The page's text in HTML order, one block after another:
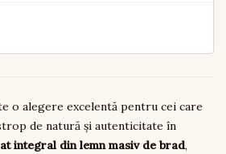
o alegere excelentă pentru cei care
de natură și autenticitate în
integral din lemn masiv de brad,